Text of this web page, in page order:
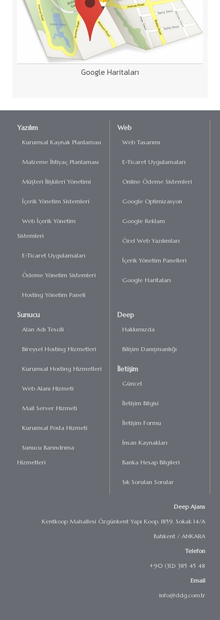
Google Haritaları
Yazılım
Kurumsal Kaynak Planlaması
Malzeme İhtiyaç Planlaması
Müşteri İlişkileri Yönetimi
İçerik Yönetim Sistemleri
Web İçerik Yönetim
Sistemleri
E-Ticaret Uygulamaları
Ödeme Yönetim Sistemleri
Hosting Yönetim Paneli
Web
Web Tasarımı
E-Ticaret Uygulamaları
Online Ödeme Sistemleri
Google Optimizasyon
Google Reklam
Özel Web Yazılımları
İçerik Yönetim Panelleri
Google Haritaları
Sunucu
Alan Adı Tescili
Bireysel Hosting Hizmetleri
Kurumsal Hosting Hizmetleri
Web Alanı Hizmeti
Mail Server Hizmeti
Kurumsal Posta Hizmeti
Sunucu Barındrıma
Hizmetleri
Deep
Hakkımızda
Bilişim Danışmanlığı
İletişim
Güncel
İletişim Bilgisi
İletişim Formu
İnsan Kaynakları
Banka Hesap Bilgileri
Sık Sorulan Sorular
Deep Ajans
Kentkoop Mahallesi Özgünkent Yapı Koop. 1859. Sokak 14/A
Batıkent / ANKARA
Telefon
+90 (312) 385 45 48
Email
info@ddg.com.tr